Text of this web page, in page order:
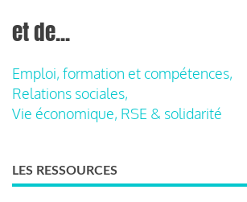
et de...
Emploi, formation et compétences,
Relations sociales,
Vie économique, RSE & solidarité
LES RESSOURCES